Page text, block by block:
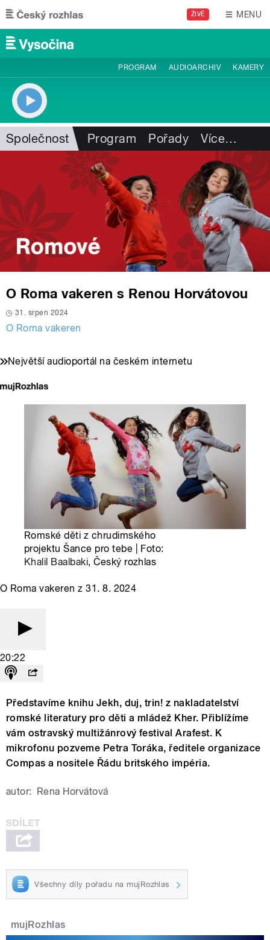
Přejít k hlavnímu obsahu
ŽIVĚ MENU
PROGRAM AUDIOARCHIV KAMERY
Společnost Program Pořady Více…
O Roma vakeren s Renou Horvátovou
31. srpen 2024
O Roma vakeren
Největší audioportál na českém internetu
Romské děti z chrudimského
projektu Šance pro tebe | Foto:
Khalil Baalbaki, Český rozhlas
O Roma vakeren z 31. 8. 2024
20:22
Představíme knihu Jekh, duj, trin! z nakladatelství
romské literatury pro děti a mládež Kher. Přiblížíme
vám ostravský multižánrový festival Arafest. K
mikrofonu pozveme Petra Toráka, ředitele organizace
Compas a nositele Řádu britského impéria.
autor: Rena Horvátová
Všechny díly pořadu na mujRozhlas
mujRozhlas